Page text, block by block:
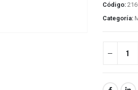
Código:
Categoría: